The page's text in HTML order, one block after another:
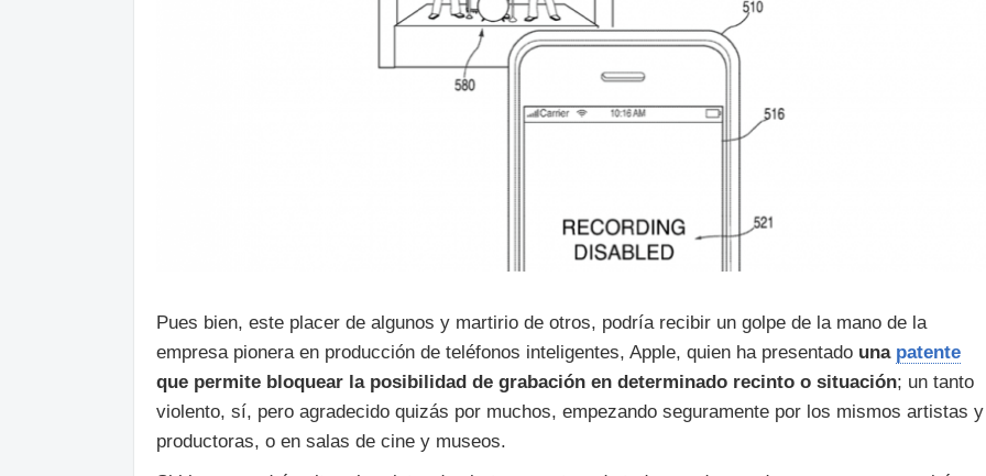
Pues bien, este placer de algunos y martirio de otros, podría recibir un golpe de la mano de la
empresa pionera en producción de teléfonos inteligentes, Apple, quien ha presentado una patente
que permite bloquear la posibilidad de grabación en determinado recinto o situación; un tanto
violento, sí, pero agradecido quizás por muchos, empezando seguramente por los mismos artistas y
productoras, o en salas de cine y museos.